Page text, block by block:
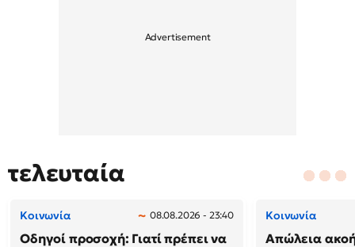
τελευταία
Κοινωνία 08.08.2026 - 23:40
Οδηγοί προσοχή: Γιατί πρέπει να
Κοινωνία
Απώλεια